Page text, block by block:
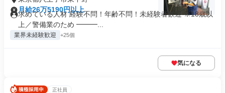
月給26万5190円以上
求めている人材 経験不問！年齢不問！未経験者歓迎 ※18歳以
上／警備業のため ━━━...
業界未経験歓迎 +25個
気になる
正社員